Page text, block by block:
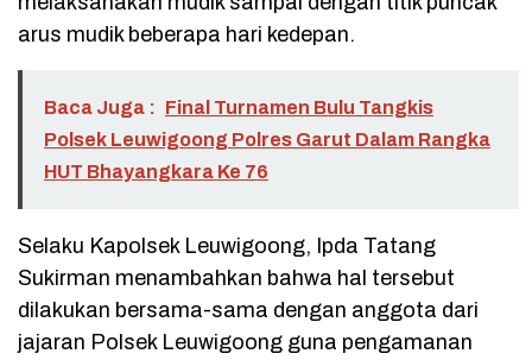
arus mudik beberapa hari kedepan.
Baca Juga : Final Turnamen Bulu Tangkis
Polsek Leuwigoong Polres Garut Dalam Rangka
HUT Bhayangkara Ke 76
Selaku Kapolsek Leuwigoong, Ipda Tatang
Sukirman menambahkan bahwa hal tersebut
dilakukan bersama-sama dengan anggota dari
jajaran Polsek Leuwigoong guna pengamanan